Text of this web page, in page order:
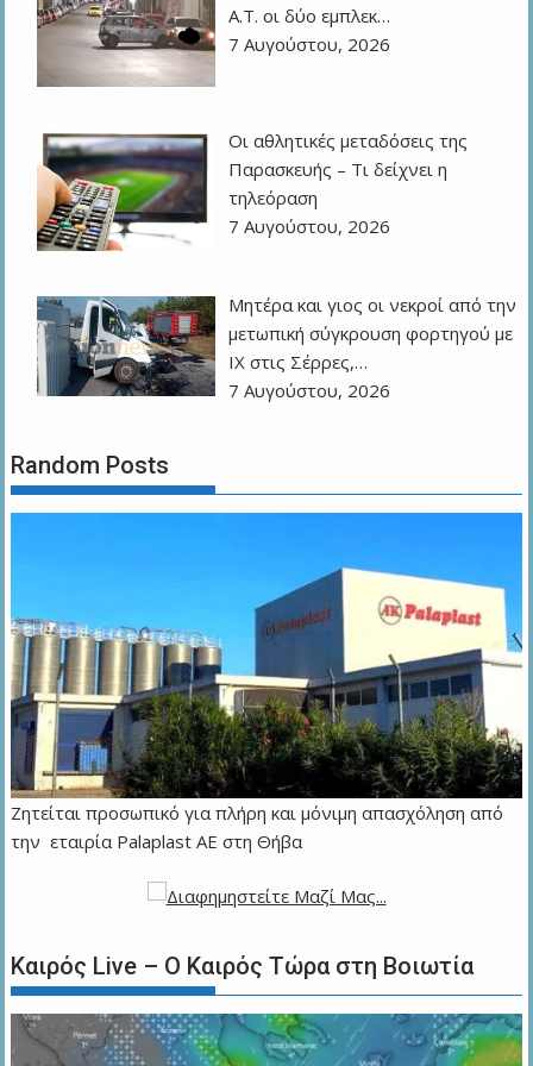
Α.Τ. οι δύο εμπλεκ…
7 Αυγούστου, 2026
Οι αθλητικές μεταδόσεις της
Παρασκευής – Τι δείχνει η
τηλεόραση
7 Αυγούστου, 2026
Μητέρα και γιος οι νεκροί από την
μετωπική σύγκρουση φορτηγού με
ΙΧ στις Σέρρες,…
7 Αυγούστου, 2026
Random Posts
Ζητείται προσωπικό για πλήρη και μόνιμη απασχόληση από
την εταιρία Palaplast AE στη Θήβα
Καιρός Live – Ο Καιρός Τώρα στη Βοιωτία